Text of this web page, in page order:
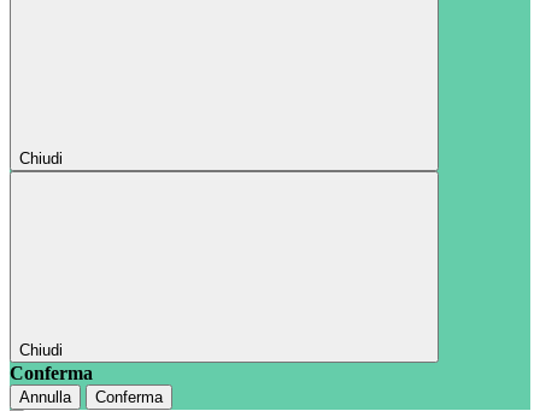
Chiudi
Chiudi
Conferma
Annulla
Conferma